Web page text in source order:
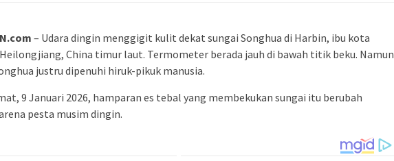
– Udara dingin menggigit kulit dekat sungai Songhua di Harbin, ibu kota
China timur laut. Termometer berada jauh di bawah titik beku. Namun
justru dipenuhi hiruk-pikuk manusia.
9 Januari 2026, hamparan es tebal yang membekukan sungai itu berubah
pesta musim dingin.